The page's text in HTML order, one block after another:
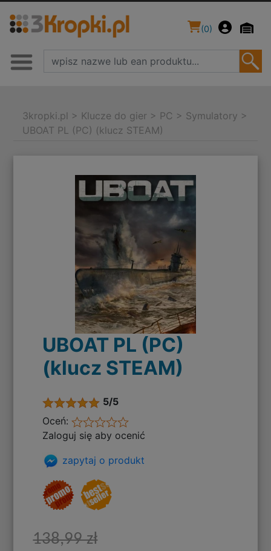
(0)
3kropki.pl > Klucze do gier > PC > Symulatory >
UBOAT PL (PC) (klucz STEAM)
UBOAT PL (PC)
(klucz STEAM)
5/5
Oceń:
Zaloguj się aby ocenić
zapytaj o produkt
138,99 zł